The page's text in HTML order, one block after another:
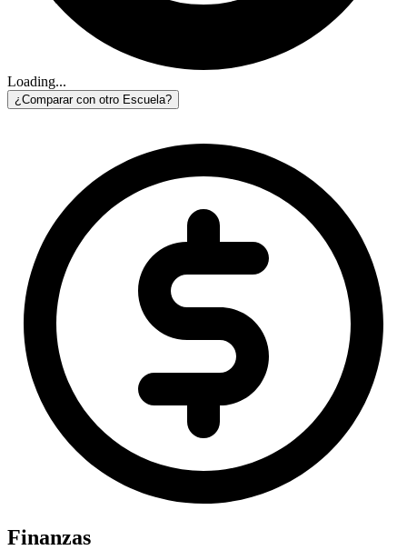
Loading...
¿Comparar con otro Escuela?
Finanzas